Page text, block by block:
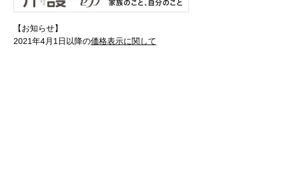
【お知らせ】
2021年4月1日以降の価格表示に関して